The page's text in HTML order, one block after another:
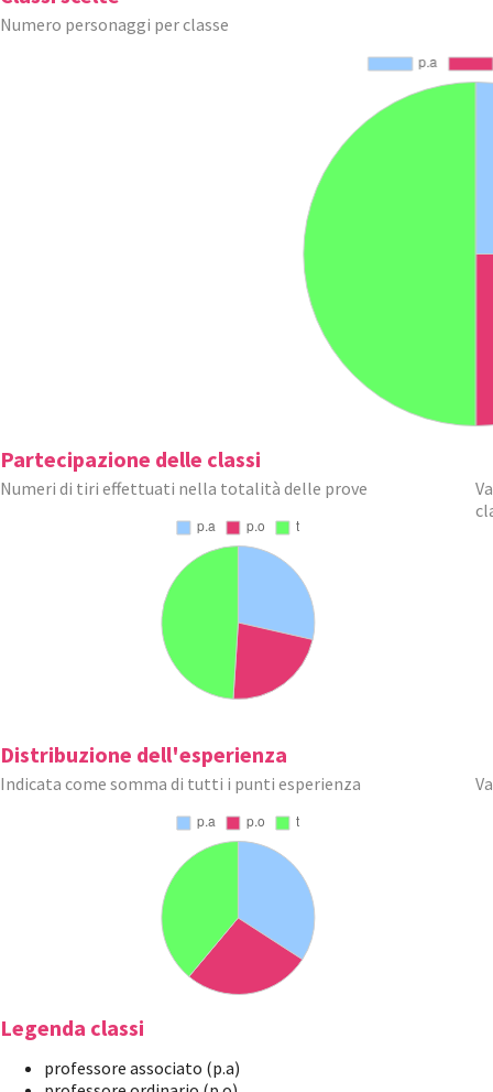
Numero personaggi per classe
Partecipazione delle classi
Numeri di tiri effettuati nella totalità delle prove
Distribuzione dell'esperienza
Indicata come somma di tutti i punti esperienza
Legenda classi
professore associato (p.a)